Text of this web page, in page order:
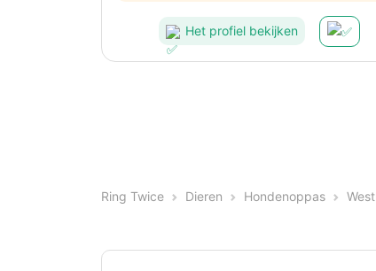
Het profiel bekijken
Ring Twice Dieren Hondenoppas